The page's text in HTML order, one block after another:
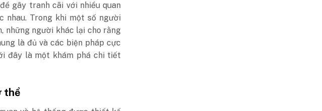
gây tranh cãi với nhiều quan
nhau. Trong khi một số người
những người khác lại cho rằng
là đủ và các biện pháp cực
đây là một khám phá chi tiết
thể